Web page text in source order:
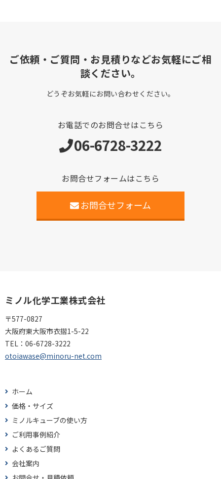
ご依頼・ご質問・お見積りなどお気軽にご相
談ください。
どうぞお気軽にお問い合わせください。
お電話でのお問合せはこちら
06-6728-3222
お問合せフォームはこちら
お問合せフォーム
ミノル化学工業株式会社
〒577-0827
大阪府東大阪市衣摺1-5-22
TEL： 06-6728-3222
otoiawase@minoru-net.com
ホーム
価格・サイズ
ミノルキューブの使い方
ご利用事例紹介
よくあるご質問
会社案内